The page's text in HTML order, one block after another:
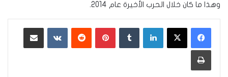
وهذا ما كان خلال الحرب الأخيرة عام 2014.
لينكدإن بينتيريست ‏VKontakte
طباعة